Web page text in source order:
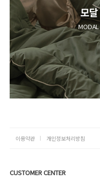
모달
MODAL
이용약관 개인정보처리방침
CUSTOMER CENTER